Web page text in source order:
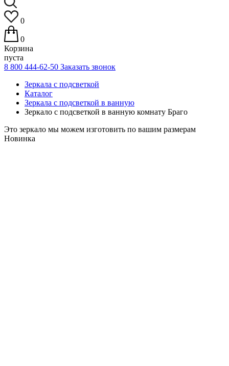
0
0
Корзина
пуста
8 800 444-62-50 Заказать звонок
Зеркала с подсветкой
Каталог
Зеркала с подсветкой в ванную
Зеркало с подсветкой в ванную комнату Браго
Это зеркало мы можем изготовить по вашим размерам
Новинка